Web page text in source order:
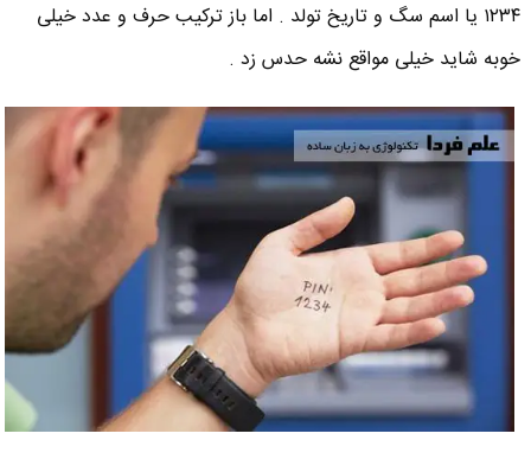
۱۲۳۴ یا اسم سگ و تاریخ تولد . اما باز ترکیب حرف و عدد خیلی
خوبه شاید خیلی مواقع نشه حدس زد .